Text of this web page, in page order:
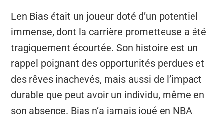
Len Bias était un joueur doté d’un potentiel
immense, dont la carrière prometteuse a été
tragiquement écourtée. Son histoire est un
rappel poignant des opportunités perdues et
des rêves inachevés, mais aussi de l’impact
durable que peut avoir un individu, même en
son absence. Bias n’a jamais joué en NBA,